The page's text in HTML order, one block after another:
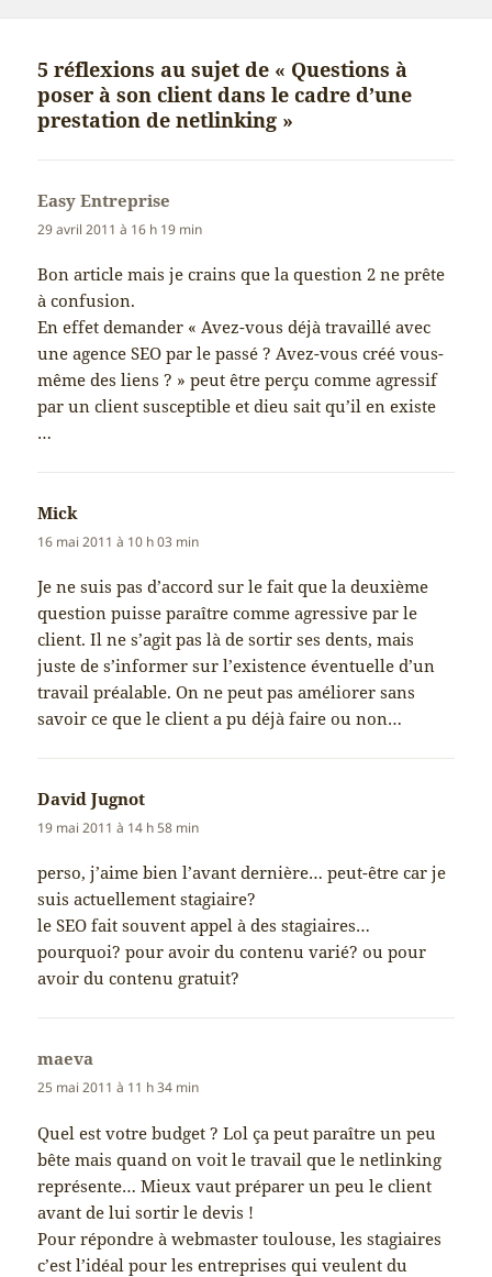
5 réflexions au sujet de « Questions à
poser à son client dans le cadre d’une
prestation de netlinking »
Easy Entreprise
29 avril 2011 à 16 h 19 min
Bon article mais je crains que la question 2 ne prête
à confusion.
En effet demander « Avez-vous déjà travaillé avec
une agence SEO par le passé ? Avez-vous créé vous-
même des liens ? » peut être perçu comme agressif
par un client susceptible et dieu sait qu’il en existe
…
Mick
16 mai 2011 à 10 h 03 min
Je ne suis pas d’accord sur le fait que la deuxième
question puisse paraître comme agressive par le
client. Il ne s’agit pas là de sortir ses dents, mais
juste de s’informer sur l’existence éventuelle d’un
travail préalable. On ne peut pas améliorer sans
savoir ce que le client a pu déjà faire ou non…
David Jugnot
19 mai 2011 à 14 h 58 min
perso, j’aime bien l’avant dernière… peut-être car je
suis actuellement stagiaire?
le SEO fait souvent appel à des stagiaires…
pourquoi? pour avoir du contenu varié? ou pour
avoir du contenu gratuit?
maeva
25 mai 2011 à 11 h 34 min
Quel est votre budget ? Lol ça peut paraître un peu
bête mais quand on voit le travail que le netlinking
représente… Mieux vaut préparer un peu le client
avant de lui sortir le devis !
Pour répondre à webmaster toulouse, les stagiaires
c’est l’idéal pour les entreprises qui veulent du